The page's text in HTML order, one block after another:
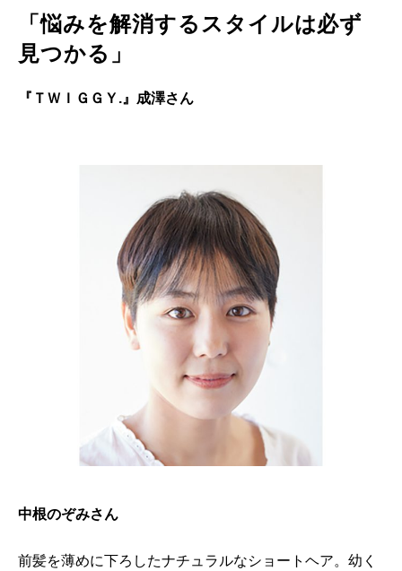
「悩みを解消するスタイルは必ず
見つかる」
『ＴＷＩＧＧＹ.』成澤さん
中根のぞみさん
前髪を薄めに下ろしたナチュラルなショートヘア。幼く